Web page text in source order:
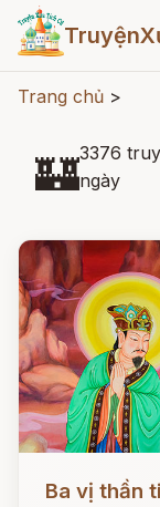
Trang chủ >
🏰3376
ngày
Ba vị thần